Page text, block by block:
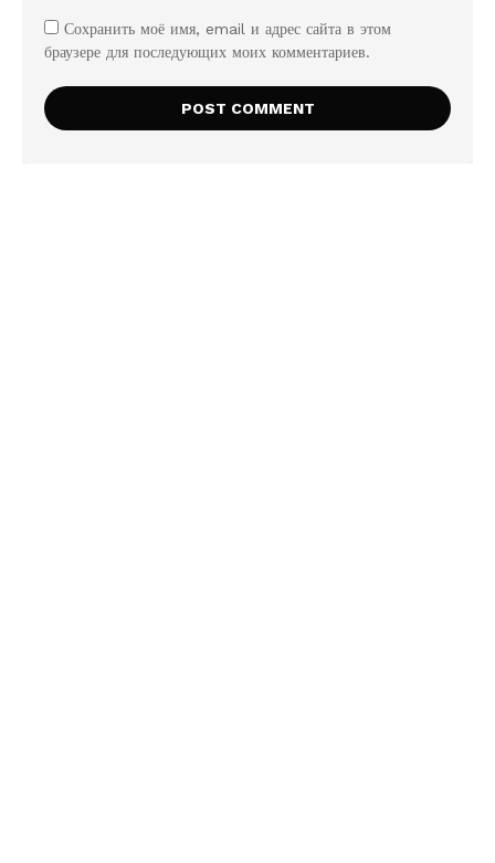
Сохранить моё имя, email и адрес сайта в этом
браузере для последующих моих комментариев.